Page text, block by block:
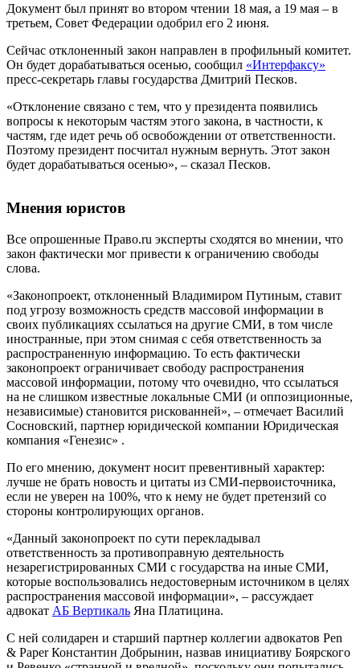
Документ был принят во втором чтении 18 мая, а 19 мая – в
третьем, Совет Федерации одобрил его 2 июня.
Сейчас отклоненный закон направлен в профильный комитет.
Он будет дорабатываться осенью, сообщил «Интерфаксу»
пресс-секретарь главы государства Дмитрий Песков.
«Отклонение связано с тем, что у президента появились
вопросы к некоторым частям этого закона, в частности, к
частям, где идет речь об освобождении от ответственности.
Поэтому президент посчитал нужным вернуть. Этот закон
будет дорабатываться осенью», – сказал Песков.
Мнения юристов
Все опрошенные Право.ru эксперты сходятся во мнении, что
закон фактически мог привести к ограничению свободы
слова.
«Законопроект, отклоненный Владимиром Путиным, ставит
под угрозу возможность средств массовой информации в
своих публикациях ссылаться на другие СМИ, в том числе
иностранные, при этом снимая с себя ответственность за
распространенную информацию. То есть фактически
законопроект ограничивает свободу распространения
массовой информации, потому что очевидно, что ссылаться
на не слишком известные локальные СМИ (и оппозиционные,
независимые) становится рискованней», – отмечает Василий
Сосновский, партнер юридической компании Юридическая
компания «Генезис» .
По его мнению, документ носит превентивный характер:
лучше не брать новость и цитаты из СМИ-первоисточника,
если не уверен на 100%, что к нему не будет претензий со
стороны контролирующих органов.
«Данный законопроект по сути перекладывал
ответственность за противоправную деятельность
незарегистрированных СМИ с государства на иные СМИ,
которые воспользовались недостоверным источником в целях
распространения массовой информации», – рассуждает
адвокат АБ Вертикаль Яна Платицина.
С ней солидарен и старший партнер коллегии адвокатов Pen
& Paper Константин Добрынин, назвав инициативу Боярского